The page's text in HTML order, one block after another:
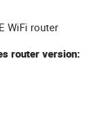
WiFi router
router version: